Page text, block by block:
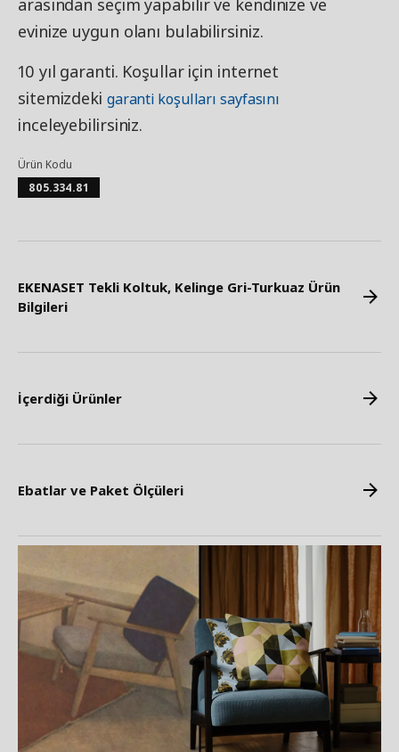
arasından seçim yapabilir ve kendinize ve
evinize uygun olanı bulabilirsiniz.
10 yıl garanti. Koşullar için internet
sitemizdeki garanti koşulları sayfasını
inceleyebilirsiniz.
Ürün Kodu
805.334.81
EKENASET Tekli Koltuk, Kelinge Gri-Turkuaz Ürün
Bilgileri
İçerdiği Ürünler
Ebatlar ve Paket Ölçüleri